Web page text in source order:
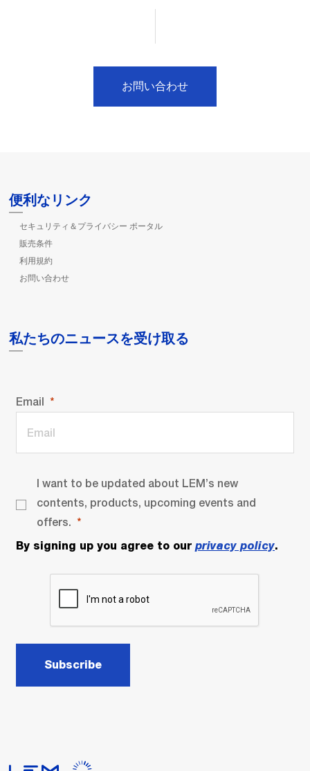
お問い合わせ
便利なリンク
セキュリティ＆プライバシー ポータル
販売条件
利用規約
お問い合わせ
私たちのニュースを受け取る
Email
I want to be updated about LEM’s new
contents, products, upcoming events and
offers.
By signing up you agree to our privacy policy.
Subscribe